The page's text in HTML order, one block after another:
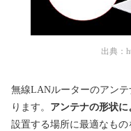
出典：
無線LANルーターのアン
ります。 アンテナの形状
設置する場所に最適なもの